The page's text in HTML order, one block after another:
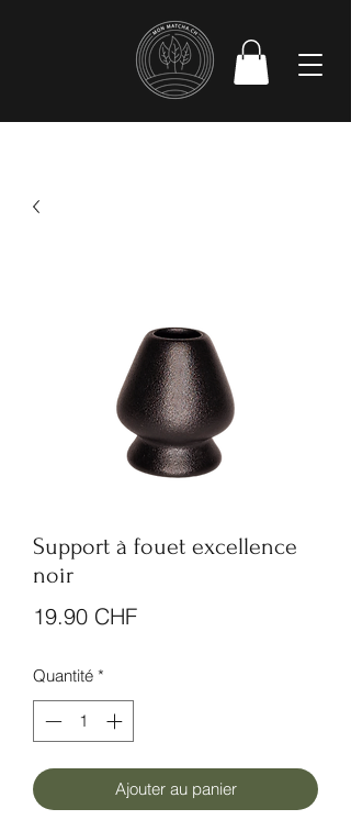
Support à fouet excellence
noir
19.90 CHFPrix
Quantité *
Ajouter au panier